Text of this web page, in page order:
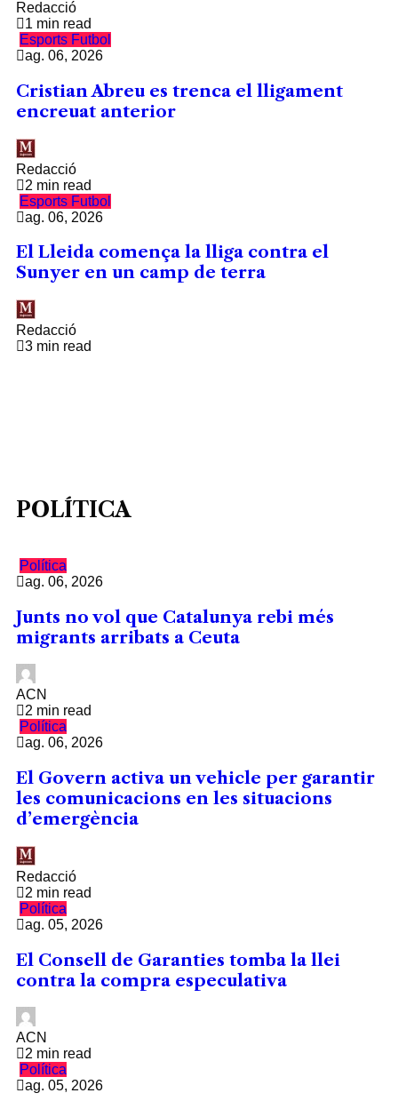
Redacció
1 min read
Esports Futbol
ag. 06, 2026
Cristian Abreu es trenca el lligament
encreuat anterior
Redacció
2 min read
Esports Futbol
ag. 06, 2026
El Lleida comença la lliga contra el
Sunyer en un camp de terra
Redacció
3 min read
POLÍTICA
Política
ag. 06, 2026
Junts no vol que Catalunya rebi més
migrants arribats a Ceuta
ACN
2 min read
Política
ag. 06, 2026
El Govern activa un vehicle per garantir
les comunicacions en les situacions
d’emergència
Redacció
2 min read
Política
ag. 05, 2026
El Consell de Garanties tomba la llei
contra la compra especulativa
ACN
2 min read
Política
ag. 05, 2026